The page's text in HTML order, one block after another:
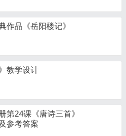
作品《岳阳楼记》
教学设计
第24课《唐诗三首》
参考答案